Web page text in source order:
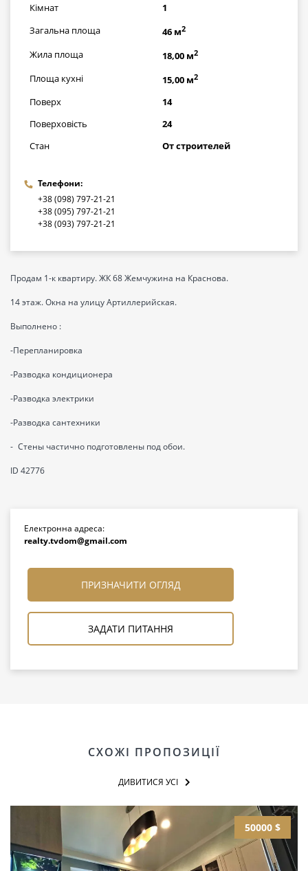
Кімнат
1
Загальна площа
46 м2
Жила площа 18,00 м2
Площа кухні 15,00 м2
Поверх
14
Поверховість
24
Стан
От строителей
Телефони:
+38 (098) 797-21-21
+38 (095) 797-21-21
+38 (093) 797-21-21
Продам 1-к квартиру. ЖК 68 Жемчужина на Краснова.
14 этаж. Окна на улицу Артиллерийская.
Выполнено :
-Перепланировка
-Разводка кондиционера
-Разводка электрики
-Разводка сантехники
- Стены частично подготовлены под обои.
ID 42776
Електронна адреса:
realty.tvdom@gmail.com
ПРИЗНАЧИТИ ОГЛЯД
ЗАДАТИ ПИТАННЯ
СХОЖІ ПРОПОЗИЦІЇ
ДИВИТИСЯ УСІ
50000 $